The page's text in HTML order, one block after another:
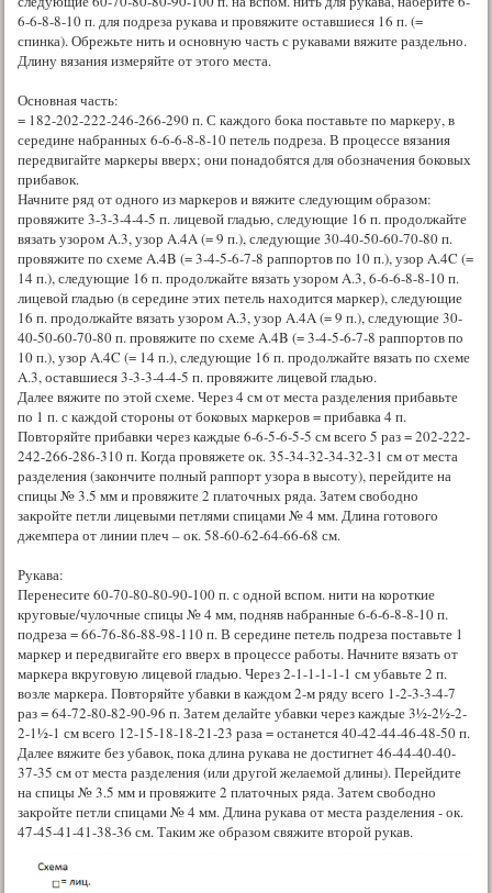
6-6-8-8-10 п. для подреза рукава и провяжите оставшиеся 16 п. (=
спинка). Обрежьте нить и основную часть с рукавами вяжите раздельно.
Длину вязания измеряйте от этого места.
Основная часть:
= 182-202-222-246-266-290 п. С каждого бока поставьте по маркеру, в
середине набранных 6-6-6-8-8-10 петель подреза. В процессе вязания
передвигайте маркеры вверх; они понадобятся для обозначения боковых
прибавок.
Начните ряд от одного из маркеров и вяжите следующим образом:
провяжите 3-3-3-4-4-5 п. лицевой гладью, следующие 16 п. продолжайте
вязать узором A.3, узор A.4A (= 9 п.), следующие 30-40-50-60-70-80 п.
провяжите по схеме A.4B (= 3-4-5-6-7-8 раппортов по 10 п.), узор A.4C (=
14 п.), следующие 16 п. продолжайте вязать узором A.3, 6-6-6-8-8-10 п.
лицевой гладью (в середине этих петель находится маркер), следующие
16 п. продолжайте вязать узором A.3, узор A.4A (= 9 п.), следующие 30-
40-50-60-70-80 п. провяжите по схеме A.4B (= 3-4-5-6-7-8 раппортов по
10 п.), узор A.4C (= 14 п.), следующие 16 п. продолжайте вязать по схеме
A.3, оставшиеся 3-3-3-4-4-5 п. провяжите лицевой гладью.
Далее вяжите по этой схеме. Через 4 см от места разделения прибавьте
по 1 п. с каждой стороны от боковых маркеров = прибавка 4 п.
Повторяйте прибавки через каждые 6-6-5-6-5-5 см всего 5 раз = 202-222-
242-266-286-310 п. Когда провяжете ок. 35-34-32-34-32-31 см от места
разделения (закончите полный раппорт узора в высоту), перейдите на
спицы № 3.5 мм и провяжите 2 платочных ряда. Затем свободно
закройте петли лицевыми петлями спицами № 4 мм. Длина готового
джемпера от линии плеч – ок. 58-60-62-64-66-68 см.
Рукава:
Перенесите 60-70-80-80-90-100 п. с одной вспом. нити на короткие
круговые/чулочные спицы № 4 мм, подняв набранные 6-6-6-8-8-10 п.
подреза = 66-76-86-88-98-110 п. В середине петель подреза поставьте 1
маркер и передвигайте его вверх в процессе работы. Начните вязать от
маркера вкруговую лицевой гладью. Через 2-1-1-1-1-1 см убавьте 2 п.
возле маркера. Повторяйте убавки в каждом 2-м ряду всего 1-2-3-3-4-7
раз = 64-72-80-82-90-96 п. Затем делайте убавки через каждые 3½-2½-2-
2-1½-1 см всего 12-15-18-18-21-23 раза = останется 40-42-44-46-48-50 п.
Далее вяжите без убавок, пока длина рукава не достигнет 46-44-40-40-
37-35 см от места разделения (или другой желаемой длины). Перейдите
на спицы № 3.5 мм и провяжите 2 платочных ряда. Затем свободно
закройте петли спицами № 4 мм. Длина рукава от места разделения - ок.
47-45-41-41-38-36 см. Таким же образом свяжите второй рукав.